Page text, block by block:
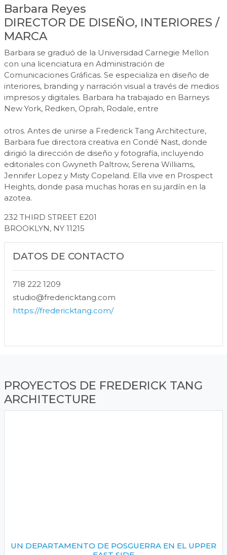
Barbara Reyes
DIRECTOR DE DISEÑO, INTERIORES /
MARCA
Barbara se graduó de la Universidad Carnegie Mellon
con una licenciatura en Administración de
Comunicaciones Gráficas. Se especializa en diseño de
interiores, branding y narración visual a través de medios
impresos y digitales. Barbara ha trabajado en Barneys
New York, Redken, Oprah, Rodale, entre
otros. Antes de unirse a Frederick Tang Architecture,
Barbara fue directora creativa en Condé Nast, donde
dirigió la dirección de diseño y fotografía, incluyendo
editoriales con Gwyneth Paltrow, Serena Williams,
Jennifer Lopez y Misty Copeland. Ella vive en Prospect
Heights, donde pasa muchas horas en su jardín en la
azotea.
232 THIRD STREET E201
BROOKLYN, NY 11215
DATOS DE CONTACTO
718 222 1209
studio@fredericktang.com
https://fredericktang.com/
PROYECTOS DE FREDERICK TANG
ARCHITECTURE
UN DEPARTAMENTO DE POSGUERRA EN EL UPPER